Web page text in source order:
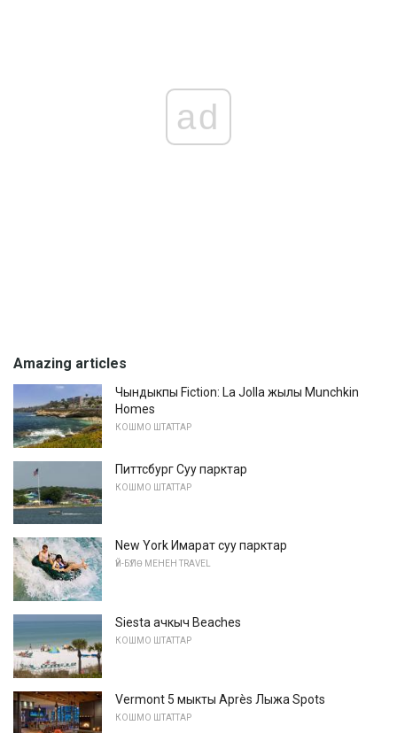
ad
Amazing articles
Чындыкпы Fiction: La Jolla жылы Munchkin
Homes
КОШМО ШТАТТАР
Питтсбург Суу парктар
КОШМО ШТАТТАР
New York Имарат суу парктар
ҮЙ-БҮЛӨ МЕНЕН TRAVEL
Siesta ачкыч Beaches
КОШМО ШТАТТАР
Vermont 5 мыкты Après Лыжа Spots
КОШМО ШТАТТАР